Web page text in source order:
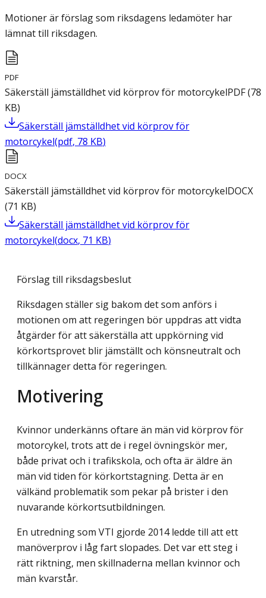
Motioner är förslag som riksdagens ledamöter har
lämnat till riksdagen.
PDF
Säkerställ jämställdhet vid körprov för motorcykelPDF(78
KB)
Säkerställ jämställdhet vid körprov för
motorcykel(pdf, 78 KB)
DOCX
Säkerställ jämställdhet vid körprov för motorcykelDOCX
(71 KB)
Säkerställ jämställdhet vid körprov för
motorcykel(docx, 71 KB)
Förslag till riksdagsbeslut
Riksdagen ställer sig bakom det som anförs i
motionen om att regeringen bör uppdras att vidta
åtgärder för att säkerställa att uppkörning vid
körkortsprovet blir jämställt och könsneutralt och
tillkännager detta för regeringen.
Motivering
Kvinnor underkänns oftare än män vid körprov för
motorcykel, trots att de i regel övningskör mer,
både privat och i trafikskola, och ofta är äldre än
män vid tiden för körkortstagning. Detta är en
välkänd problematik som pekar på brister i den
nuvarande körkortsutbildningen.
En utredning som VTI gjorde 2014 ledde till att ett
manöverprov i låg fart slopades. Det var ett steg i
rätt riktning, men skillnaderna mellan kvinnor och
män kvarstår.